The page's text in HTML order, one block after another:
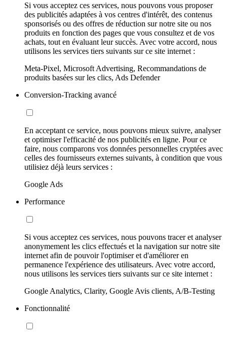
Si vous acceptez ces services, nous pouvons vous proposer
des publicités adaptées à vos centres d'intérêt, des contenus
sponsorisés ou des offres de réduction sur notre site ou nos
produits en fonction des pages que vous consultez et de vos
achats, tout en évaluant leur succès. Avec votre accord, nous
utilisons les services tiers suivants sur ce site internet :
Meta-Pixel, Microsoft Advertising, Recommandations de
produits basées sur les clics, Ads Defender
Conversion-Tracking avancé
En acceptant ce service, nous pouvons mieux suivre, analyser
et optimiser l'efficacité de nos publicités en ligne. Pour ce
faire, nous comparons vos données personnelles cryptées avec
celles des fournisseurs externes suivants, à condition que vous
utilisiez déjà leurs services :
Google Ads
Performance
Si vous acceptez ces services, nous pouvons tracer et analyser
anonymement les clics effectués et la navigation sur notre site
internet afin de pouvoir l'optimiser et d'améliorer en
permanence l'expérience des utilisateurs. Avec votre accord,
nous utilisons les services tiers suivants sur ce site internet :
Google Analytics, Clarity, Google Avis clients, A/B-Testing
Fonctionnalité